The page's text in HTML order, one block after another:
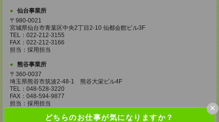
どちらのお仕事が気になりますか？
×
仙台事業所
〒980-0021
宮城県仙台市青葉区中央2丁目2-10 仙都会館ビル3F
TEL：022-212-3155
FAX：022-212-3166
担当：採用担当
熊谷事業所
〒360-0037
埼玉県熊谷市筑波2-48-1 熊谷大栄ビル4F
TEL：048-528-3220
FAX：048-594-9877
担当：採用担当
立川事業所